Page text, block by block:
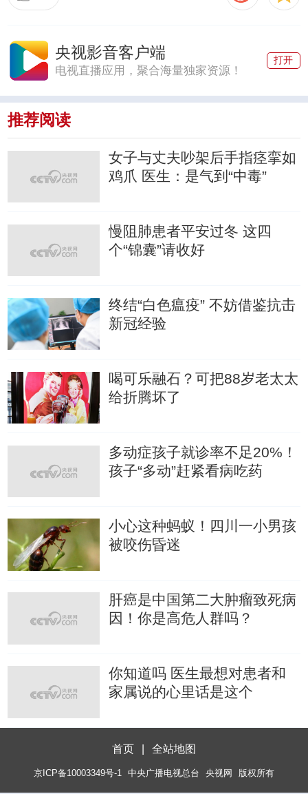
央视影音客户端
电视直播应用，聚合海量独家资源！
打开
推荐阅读
女子与丈夫吵架后手指痉挛如
鸡爪 医生：是气到“中毒”
慢阻肺患者平安过冬 这四
个“锦囊”请收好
终结“白色瘟疫” 不妨借鉴抗击
新冠经验
喝可乐融石？可把88岁老太太
给折腾坏了
多动症孩子就诊率不足20%！
孩子“多动”赶紧看病吃药
小心这种蚂蚁！四川一小男孩
被咬伤昏迷
肝癌是中国第二大肿瘤致死病
因！你是高危人群吗？
你知道吗 医生最想对患者和
家属说的心里话是这个
首页 全站地图
京ICP备10003349号-1 中央广播电视总台 央视网 版权所有